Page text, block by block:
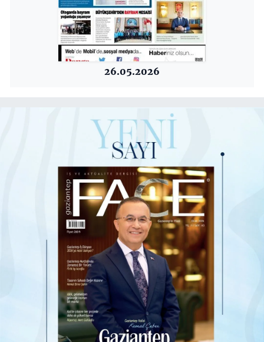
26.05.2026